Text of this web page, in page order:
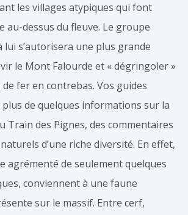
les villages atypiques qui font
au-dessus du fleuve. Le groupe
lui s’autorisera une plus grande
le Mont Falourde et « dégringoler »
de fer en contrebas. Vos guides
de quelques informations sur la
Train des Pignes, des commentaires
d’une riche diversité. En effet,
agrémenté de seulement quelques
conviennent à une faune
sur le massif. Entre cerf,